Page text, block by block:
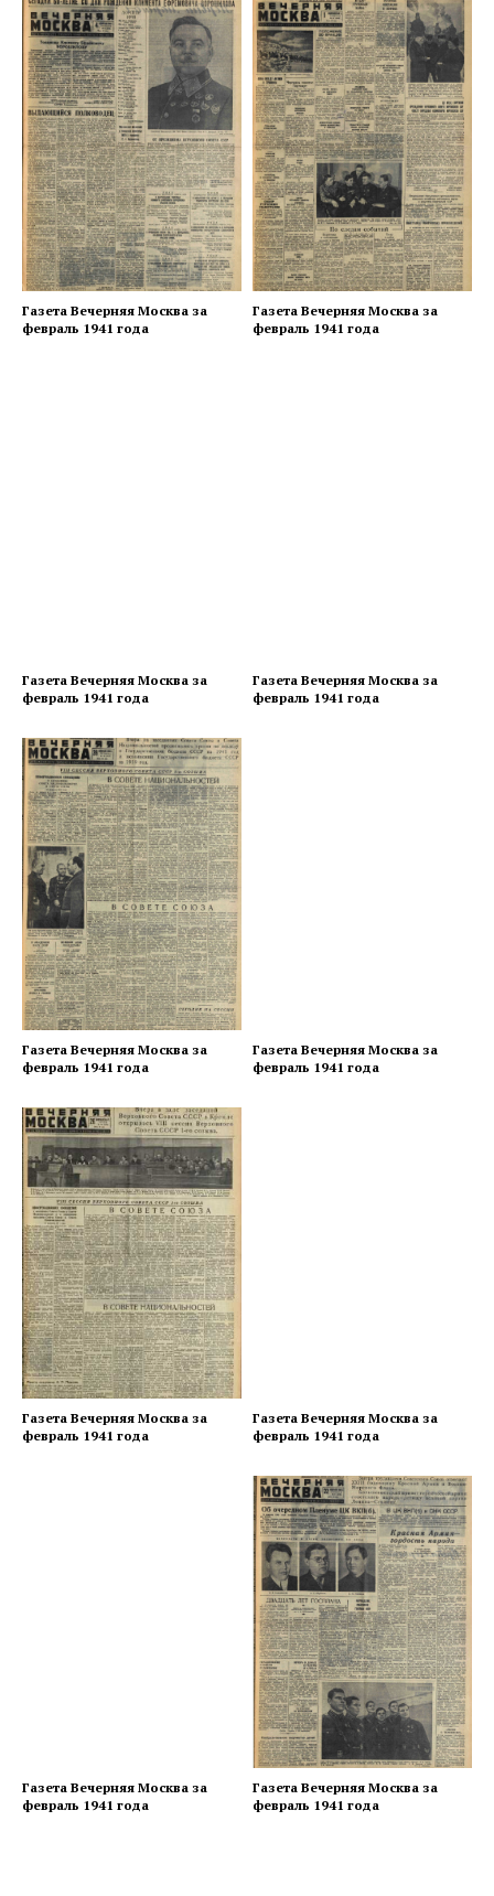
Газета Вечерняя Москва за
февраль 1941 года
Газета Вечерняя Москва за
февраль 1941 года
Газета Вечерняя Москва за
февраль 1941 года
Газета Вечерняя Москва за
февраль 1941 года
Газета Вечерняя Москва за
февраль 1941 года
Газета Вечерняя Москва за
февраль 1941 года
Газета Вечерняя Москва за
февраль 1941 года
Газета Вечерняя Москва за
февраль 1941 года
Газета Вечерняя Москва за
февраль 1941 года
Газета Вечерняя Москва за
февраль 1941 года